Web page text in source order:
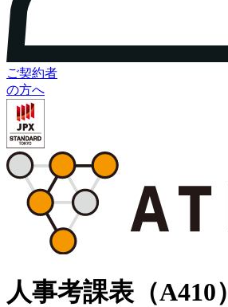
ご契約者
の方へ
人事考課表（A410）